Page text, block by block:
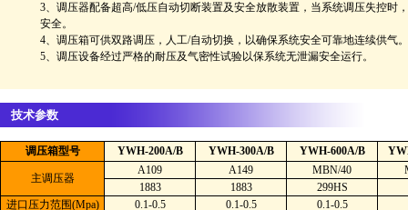
3、调压器配备超高/低压自动切断装置及安全放散装置，当系统调压失控时
安全。
4、调压箱可供双路调压，人工/自动切换，以确保系统安全可靠地连续供气。
5、调压设备经过严格的耐压及气密性试验以保系统无泄漏安全运行。
技术参数
调压箱型号 YWH-200A/B YWH-300A/B YWH-600A/B
主调压器
A109 A149 MBN/40
1883
1883
299HS
进口压力范围(Mpa)
0.1-0.5 0.1-0.5
0.1-0.5